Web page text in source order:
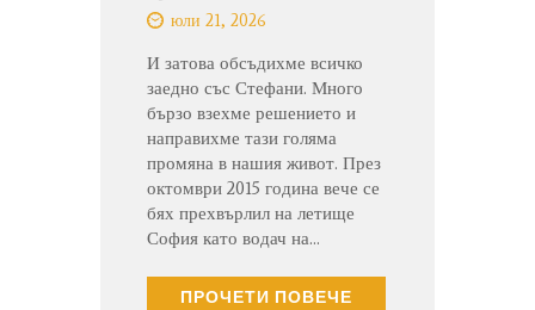
юли 21, 2026
И затова обсъдихме всичко
заедно със Стефани. Много
бързо взехме решението и
направихме тази голяма
промяна в нашия живот. През
октомври 2015 година вече се
бях прехвърлил на летище
София като водач на…
ПРОЧЕТИ ПОВЕЧЕ